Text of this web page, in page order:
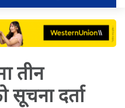
तीन
सूचना दर्ता